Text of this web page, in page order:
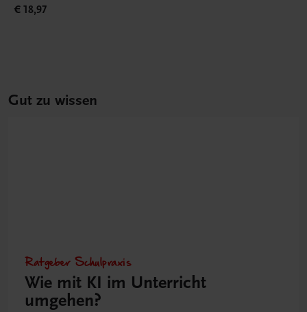
€ 18,97
Gut zu wissen
Ratgeber Schulpraxis
Wie mit KI im Unterricht
umgehen?